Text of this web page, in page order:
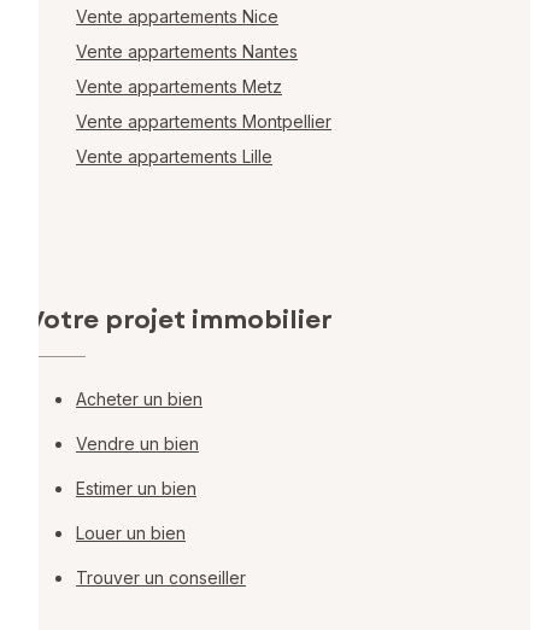
Vente appartements Nice
Vente appartements Nantes
Vente appartements Metz
Vente appartements Montpellier
Vente appartements Lille
Votre projet immobilier
Acheter un bien
Vendre un bien
Estimer un bien
Louer un bien
Trouver un conseiller